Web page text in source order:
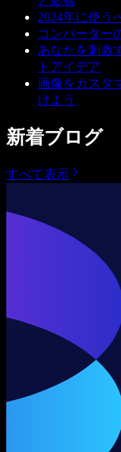
2024年に使う
コンバーター
あなたを刺激
トアイデア
画像をカスタ
けよう
新着ブログ
すべて表示